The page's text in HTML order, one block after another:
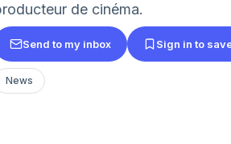
de cinéma.
Send to my inbox Sign in to
News